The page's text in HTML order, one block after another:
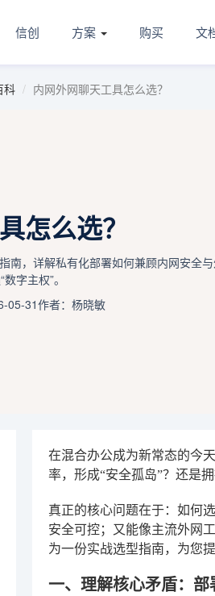
信创 方案 购买 文
科 内网外网聊天工具怎么选？
怎么选？
南，详解私有化部署如何兼顾内网安全
字主权”。
05-31作者：杨晓敏
在混合办公成为新常态的今
率，形成“安全孤岛”？还是
真正的核心问题在于：如何
安全可控；又能像主流外网
为一份实战选型指南，为您
一、理解核心矛盾：